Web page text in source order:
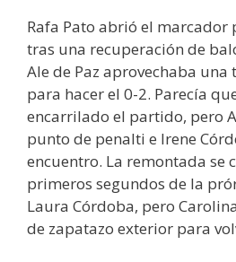
Rafa Pato abrió el marcador
tras una recuperación de
Ale de Paz aprovechaba
para hacer el 0-2. Parecía
encarrilado el partido, pero
punto de penalti e Irene
encuentro. La remontada se
primeros segundos de la
Laura Córdoba, pero
de zapatazo exterior para